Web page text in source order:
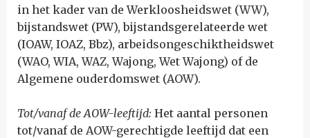
in het kader van de Werkloosheidswet (WW),
bijstandswet (PW), bijstandsgerelateerde wet
(IOAW, IOAZ, Bbz), arbeidsongeschiktheidswet
(WAO, WIA, WAZ, Wajong, Wet Wajong) of de
Algemene ouderdomswet (AOW).
Tot/vanaf de AOW-leeftijd: Het aantal personen
tot/vanaf de AOW-gerechtigde leeftijd dat een